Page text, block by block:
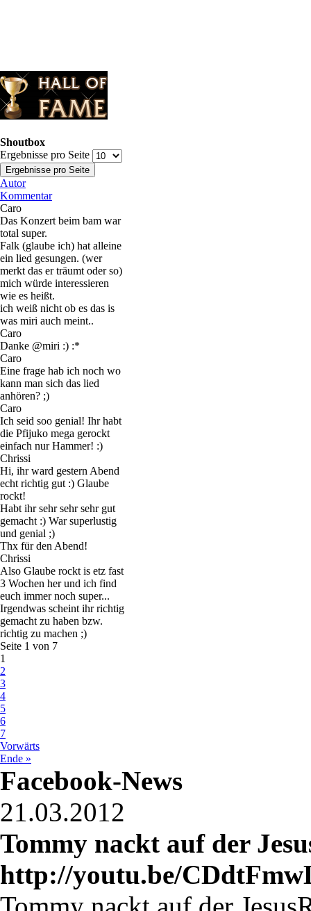
Shoutbox
Ergebnisse pro Seite
Autor
Kommentar
Caro
Das Konzert beim bam war
total super.
Falk (glaube ich) hat alleine
ein lied gesungen. (wer
merkt das er träumt oder so)
mich würde interessieren
wie es heißt.
ich weiß nicht ob es das is
was miri auch meint..
Caro
Danke @miri :) :*
Caro
Eine frage hab ich noch wo
kann man sich das lied
anhören? ;)
Caro
Ich seid soo genial! Ihr habt
die Pfijuko mega gerockt
einfach nur Hammer! :)
Chrissi
Hi, ihr ward gestern Abend
echt richtig gut :) Glaube
rockt!
Habt ihr sehr sehr sehr gut
gemacht :) War superlustig
und genial ;)
Thx für den Abend!
Chrissi
Also Glaube rockt is etz fast
3 Wochen her und ich find
euch immer noch super...
Irgendwas scheint ihr richtig
gemacht zu haben bzw.
richtig zu machen ;)
Seite 1 von 7
1
2
3
4
5
6
7
Vorwärts
Ende »
Facebook-News
21.03.2012
Tommy nackt auf der
http://youtu.be/